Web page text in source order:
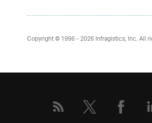
Copyright © 1996 - 2026Infragistics, Inc. All